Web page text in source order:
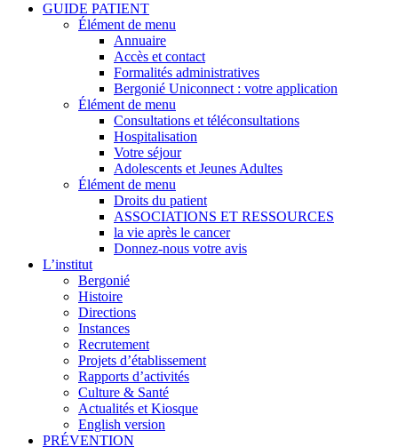
GUIDE PATIENT
Élément de menu
Annuaire
Accès et contact
Formalités administratives
Bergonié Uniconnect : votre application
Élément de menu
Consultations et téléconsultations
Hospitalisation
Votre séjour
Adolescents et Jeunes Adultes
Élément de menu
Droits du patient
ASSOCIATIONS ET RESSOURCES
la vie après le cancer
Donnez-nous votre avis
L’institut
Bergonié
Histoire
Directions
Instances
Recrutement
Projets d’établissement
Rapports d’activités
Culture & Santé
Actualités et Kiosque
English version
PRÉVENTION